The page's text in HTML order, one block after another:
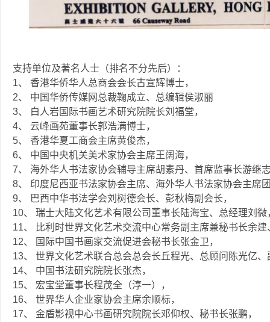
支持单位及著名人士（排名不分先后）：
1、 香港华侨华人总商会会长古宣辉博士，
2、 中国华侨传媒网总裁鞠成立、总编辑侯淑丽
3、 白人岩国际书画艺术研究院院长刘福堂，
4、 云峰画苑董事长郭浩满博士，
5、 香港华夏工商会主席黄俊杰，
6、 中国中央机关美术家协会主席王阔海，
7、 海外华人书法家协会辅导主席胡素丹、首席监事长游继
8、 印度尼西亚书法家协会主席、海外华人书法家协会主席
9、 巴西中华书法学会刘树德会长、彭秋梅副会长，
10、 瑞士大陆文化艺术有限公司董事长陆海宝、总经理刘微
11、 比利时世界文化艺术交流中心常务副主席兼秘书长余
12、 国际中国书画家交流促进会秘书长张金卫，
13、 世界文化艺术联合总会总会长丘程光、总顾问陈光亿
14、 中国书法研究院院长张杰，
15、 宏宝堂董事长程茂全（淳一），
16、 世界华人企业家协会主席余顺标，
17、 金盾影视中心书画研究院院长邓仰权、秘书长张鹏，